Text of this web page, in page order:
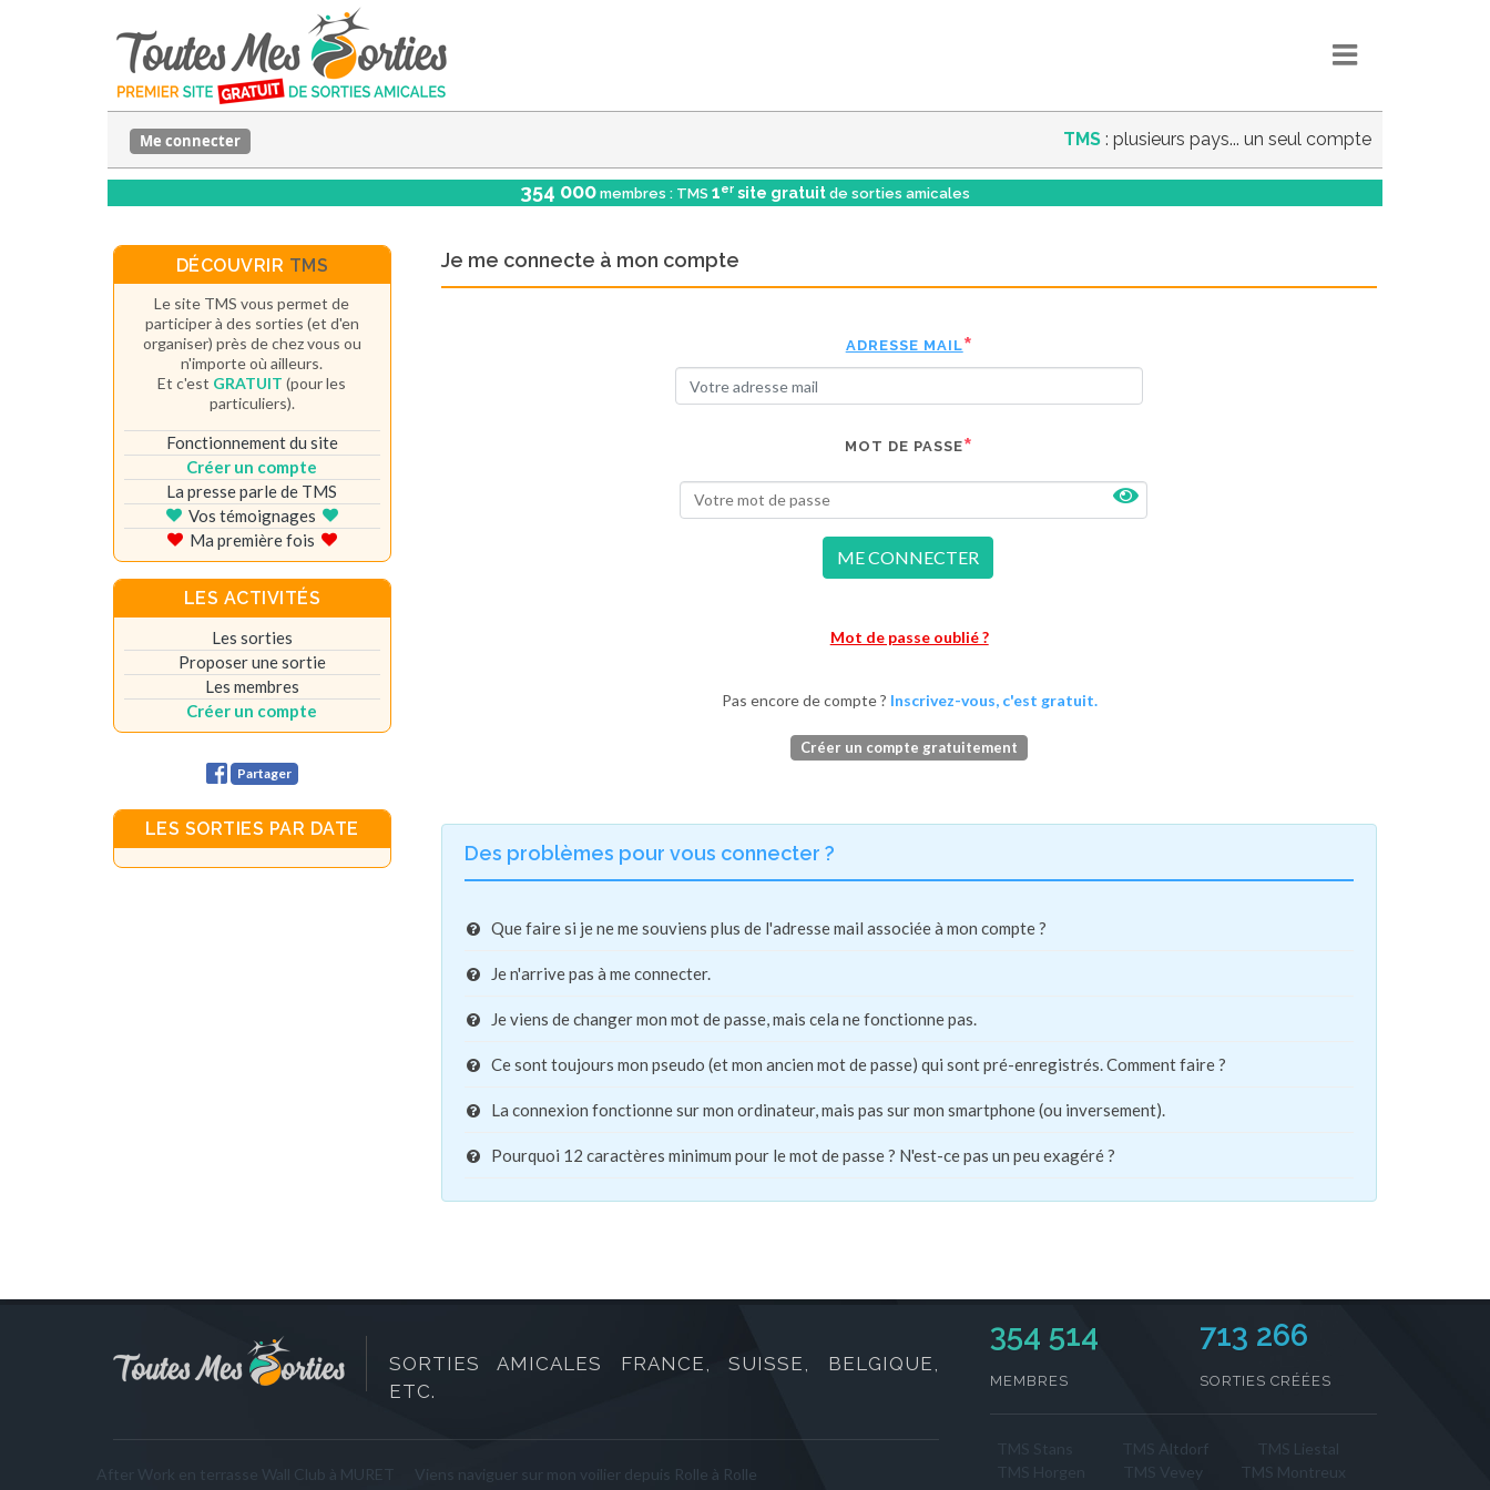
TMS : plusieurs pays... un seul compte
Me connecter
354 000 membres : TMS 1er site gratuit de sorties amicales
Je me connecte à mon compte
ADRESSE MAIL
MOT DE PASSE
ME CONNECTER
Mot de passe oublié ?
Pas encore de compte ? Inscrivez-vous, c'est gratuit.
Créer un compte gratuitement
Des problèmes pour vous connecter ?
Que faire si je ne me souviens plus de l'adresse mail associée à mon compte ?
Je n'arrive pas à me connecter.
Je viens de changer mon mot de passe, mais cela ne fonctionne pas.
Ce sont toujours mon pseudo (et mon ancien mot de passe) qui sont pré-enregistrés. Comment faire ?
La connexion fonctionne sur mon ordinateur, mais pas sur mon smartphone (ou inversement).
Pourquoi 12 caractères minimum pour le mot de passe ? N'est-ce pas un peu exagéré ?
DÉCOUVRIR TMS
Le site TMS vous permet de
participer à des sorties (et d'en
organiser) près de chez vous ou
n'importe où ailleurs.
Et c'est GRATUIT (pour les
particuliers).
Fonctionnement du site
Créer un compte
La presse parle de TMS
Vos témoignages
Ma première fois
LES ACTIVITÉS
Les sorties
Proposer une sortie
Les membres
Créer un compte
Partager
LES SORTIES PAR DATE
SORTIES AMICALES FRANCE, SUISSE, BELGIQUE,
ETC.
After Work en terrasse Wall Club à MURET
Viens naviguer sur mon voilier depuis Rolle à Rolle
354 514
MEMBRES
713 266
SORTIES CRÉÉES
TMS Altdorf
TMS Liestal
TMS Vevey
TMS Montreux